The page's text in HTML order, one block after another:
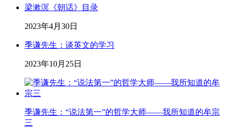
梁漱溟《朝话》目录
2023年4月30日
季谦先生：谈英文的学习
2023年10月25日
季谦先生：“说法第一”的哲学大师——我所知道的牟宗
三